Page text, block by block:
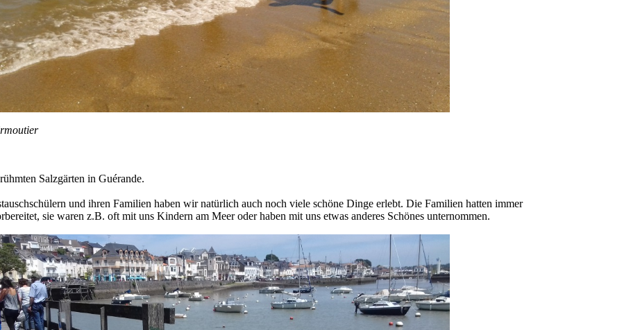
Salzgärten in Guérande.
und ihren Familien haben wir natürlich auch noch viele schöne Dinge erlebt. Die Familien hatten immer
sie waren z.B. oft mit uns Kindern am Meer oder haben mit uns etwas anderes Schönes unternommen.